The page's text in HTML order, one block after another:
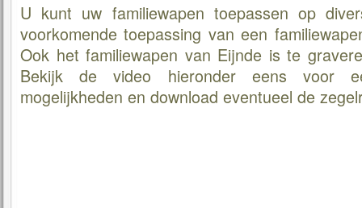
U kunt uw familiewapen toepassen op
voorkomende toepassing van een
Ook het familiewapen van Eijnde is te
Bekijk de video hieronder eens voor
mogelijkheden en download eventueel de